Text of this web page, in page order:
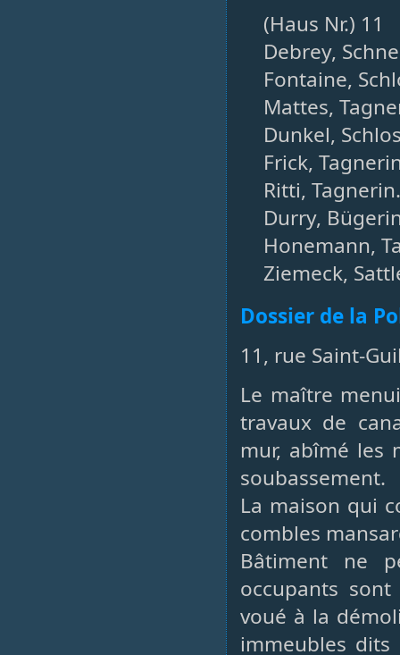
(Haus Nr.) 11
Debrey,
Fontaine,
Mattes,
Dunkel,
Frick,
Ritti,
Durry,
Honemann,
Ziemeck,
Dossier de la
11, rue Saint-
Le maître
travaux de
mur, abîmé les
soubassement.
La maison qui
combles
Bâtiment ne
occupants
voué à la
immeubles